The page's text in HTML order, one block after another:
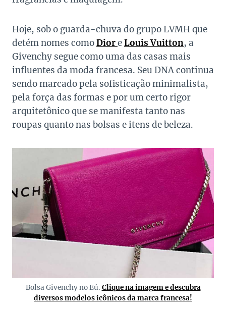
Hoje, sob o guarda-chuva do grupo LVMH que
detém nomes comoDioreLouis Vuitton, a
Givenchy segue como uma das casas mais
influentes da moda francesa. Seu DNA continua
sendo marcado pela sofisticação minimalista,
pela força das formas e por um certo rigor
arquitetônico que se manifesta tanto nas
roupas quanto nas bolsas e itens de beleza.
Bolsa Givenchy no Eú. Clique na imagem e descubra
diversos modelos icônicos da marca francesa!